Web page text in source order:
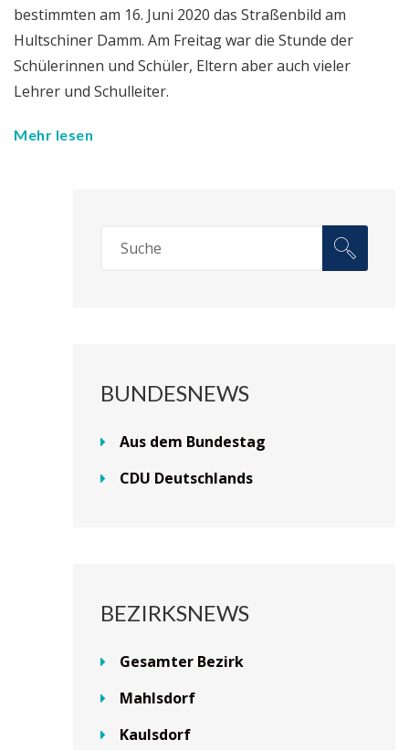
bestimmten am 16. Juni 2020 das Straßenbild am
Hultschiner Damm. Am Freitag war die Stunde der
Schülerinnen und Schüler, Eltern aber auch vieler
Lehrer und Schulleiter.
Mehr lesen
BUNDESNEWS
Aus dem Bundestag
CDU Deutschlands
BEZIRKSNEWS
Gesamter Bezirk
Mahlsdorf
Kaulsdorf